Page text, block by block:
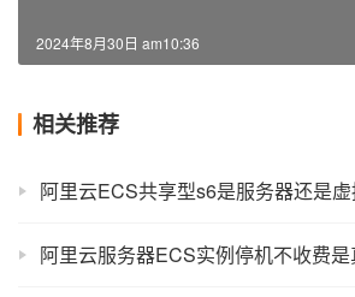
2024年8月30日 am10:36
相关推荐
阿里云服务器ECS实例停机不收费是